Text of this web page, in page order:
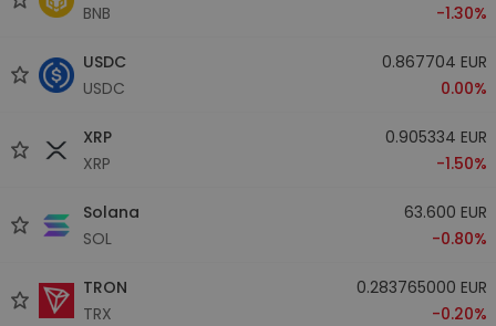
BNB
-1.30%
USDC
USDC
0.867704 EUR
0.00%
XRP
XRP
0.905334 EUR
-1.50%
Solana
SOL
63.600 EUR
-0.80%
TRON
TRX
0.283765000 EUR
-0.20%